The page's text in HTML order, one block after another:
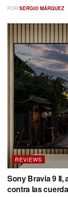
POR SERGIO MÁRQUEZ
REVIEWS
Sony Bravia 9 II,
contra las